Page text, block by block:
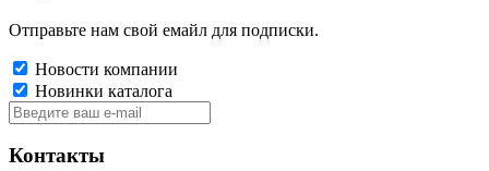
Отправьте нам свой емайл для подписки.
Новости компании
Новинки каталога
Контакты